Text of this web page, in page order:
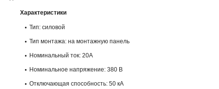
Характеристики
Тип: силовой
Тип монтажа: на монтажную панель
Номинальный ток: 20А
Номинальное напряжение: 380 В
Отключающая способность: 50 кА